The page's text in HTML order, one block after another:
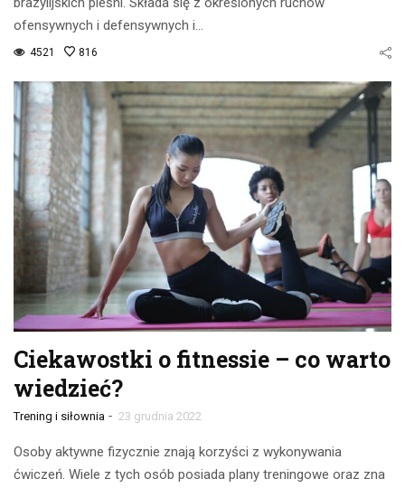
ofensywnych i defensywnych i…
4521 816
Ciekawostki o fitnessie – co warto
wiedzieć?
Trening i siłownia - 23 grudnia 2022
Osoby aktywne fizycznie znają korzyści z wykonywania
ćwiczeń. Wiele z tych osób posiada plany treningowe oraz zna